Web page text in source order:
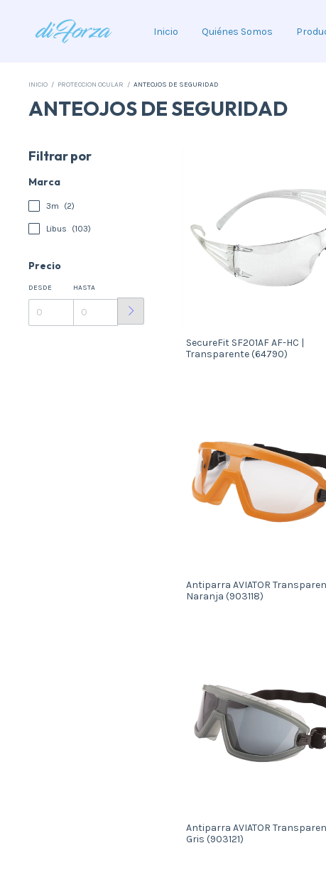
Inicio Quiénes Somos
INICIO / PROTECCION OCULAR / ANTEOJOS DE SEGURIDAD
ANTEOJOS DE SEGURIDAD
Filtrar por
Marca
3m (2)
Libus (103)
Precio
DESDE HASTA
SecureFit SF201AF AF-HC |
Transparente (64790)
Antiparra AVIATOR
Naranja (903118)
Antiparra AVIATOR
Gris (903121)